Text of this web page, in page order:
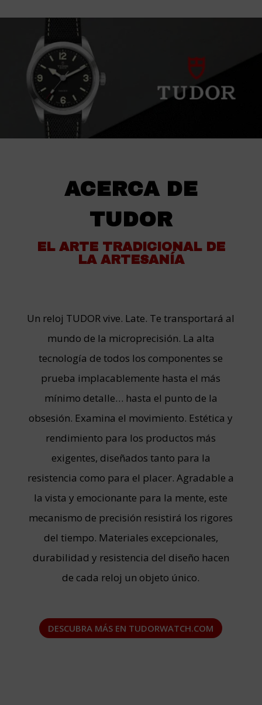
ACERCA DE
TUDOR
EL ARTE TRADICIONAL DE
LA ARTESANÍA
Un reloj TUDOR vive. Late. Te transportará al
mundo de la microprecisión. La alta
tecnología de todos los componentes se
prueba implacablemente hasta el más
mínimo detalle… hasta el punto de la
obsesión. Examina el movimiento. Estética y
rendimiento para los productos más
exigentes, diseñados tanto para la
resistencia como para el placer. Agradable a
la vista y emocionante para la mente, este
mecanismo de precisión resistirá los rigores
del tiempo. Materiales excepcionales,
durabilidad y resistencia del diseño hacen
de cada reloj un objeto único.
DESCUBRA MÁS EN TUDORWATCH.COM